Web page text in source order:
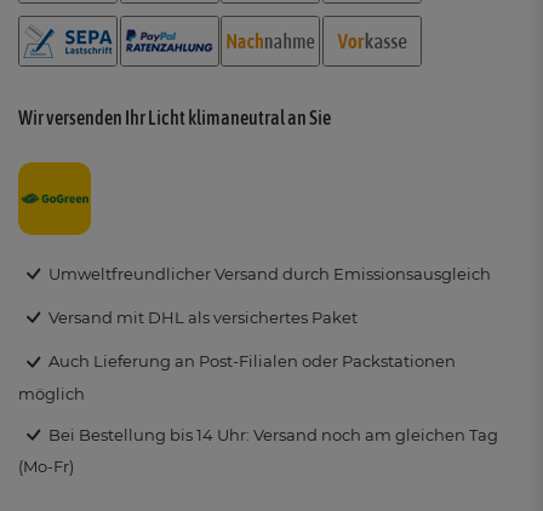
Wir versenden Ihr Licht klimaneutral an Sie
Umweltfreundlicher Versand durch Emissionsausgleich
Versand mit DHL als versichertes Paket
Auch Lieferung an Post-Filialen oder Packstationen
möglich
Bei Bestellung bis 14 Uhr: Versand noch am gleichen Tag
(Mo-Fr)